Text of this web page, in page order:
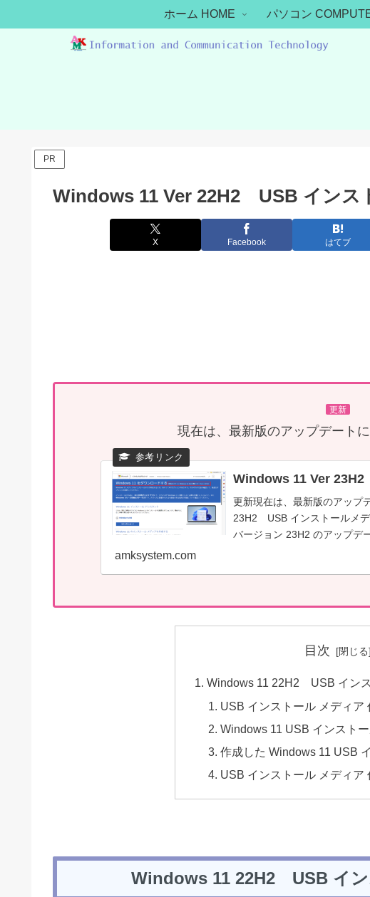
ホーム HOME パソコン
PR
Windows 11 Ver 22H2 USB インス
X Facebook はてブ
更新
現在は、最新版のアップデート
Windows 11 Ver
更新現在は、最新版のアップ
23H2 USB インストールメ
バージョン 23H2 のアップデ
amksystem.com
目次
Windows 11 22H2 USB イン
USB インストール メディア
Windows 11 USB インスト
作成した Windows 11 USB
USB インストール メディア
Windows 11 22H2 USB イ